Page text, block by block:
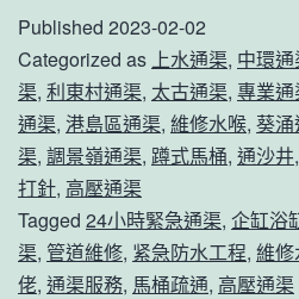
新
资
讯
通
渠
人
工
Published 2023-02-02
Categorized as 上水通渠, 中環通
渠, 利東村通渠, 太古通渠, 專業
通渠, 港島區通渠, 維修水喉, 葵涌
渠, 調景嶺通渠, 蹲式馬桶, 通沙井,
打針, 高壓通渠
Tagged 24小時緊急通渠, 企缸浴
渠, 管道維修, 紧急防水工程, 維
佬, 通渠服務, 馬桶疏通, 高壓通渠